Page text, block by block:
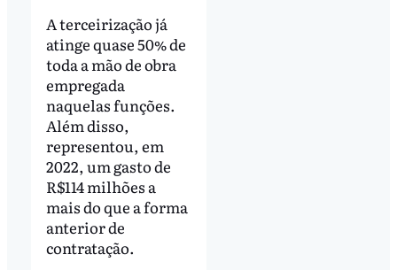
A terceirização já
atinge quase 50% de
toda a mão de obra
empregada
naquelas funções.
Além disso,
representou, em
2022, um gasto de
R$114 milhões a
mais do que a forma
anterior de
contratação.